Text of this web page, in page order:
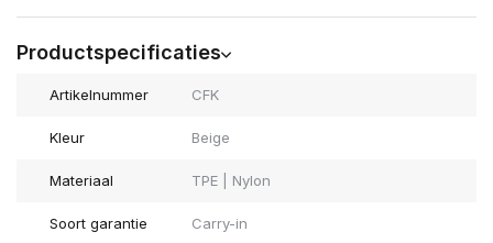
Productspecificaties
Artikelnummer CFK
Kleur Beige
Materiaal TPE | Nylon
Soort garantie Carry-in